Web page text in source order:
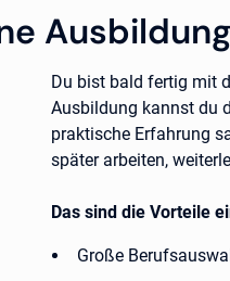
Ausbildung
Du bist bald fertig mit
Ausbildung kannst du
praktische Erfahrung
später arbeiten,
Das sind die Vorteile
Große